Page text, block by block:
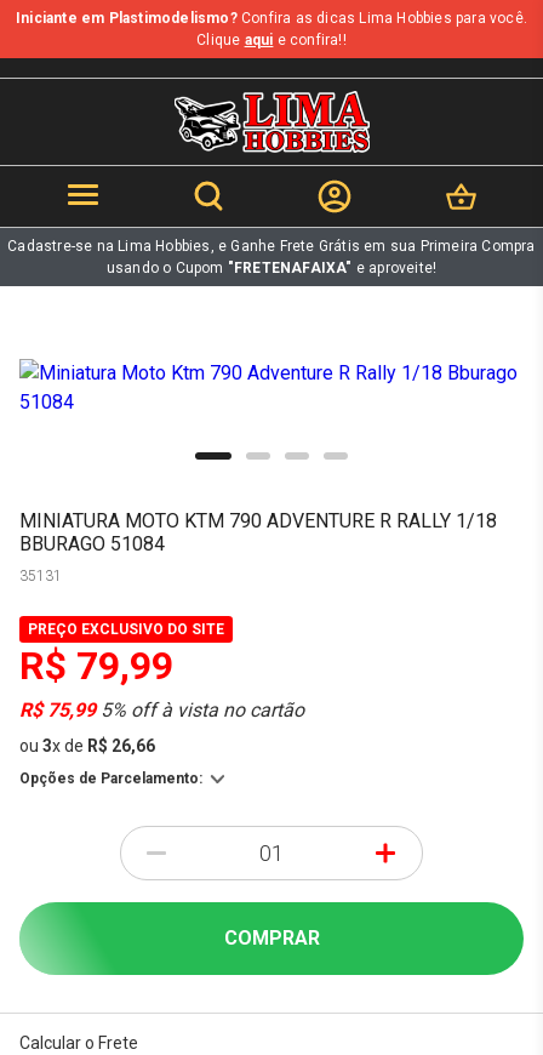
b
Iniciante em Plastimodelismo?Confira as dicas Lima Hobbies para você.
Clique aqui e confira!!
Cadastre-se na Lima Hobbies, e Ganhe Frete Grátis em sua Primeira Compra
usando o Cupom "FRETENAFAIXA" e aproveite!
MINIATURA MOTO KTM 790 ADVENTURE R RALLY 1/18
BBURAGO 51084
35131
PREÇO EXCLUSIVO DO SITE
R$ 79,99
R$ 75,995% off à vista no cartão
ou 3xde R$ 26,66
Opções de Parcelamento:
- +
COMPRAR
Calcular o Frete